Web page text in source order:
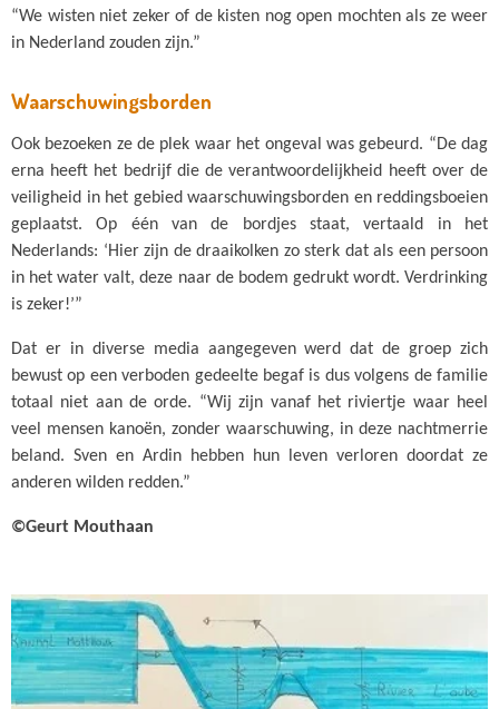
“We wisten niet zeker of de kisten nog open mochten als ze weer
in Nederland zouden zijn.”
Waarschuwingsborden
Ook bezoeken ze de plek waar het ongeval was gebeurd. “De dag
erna heeft het bedrijf die de verantwoordelijkheid heeft over de
veiligheid in het gebied waarschuwingsborden en reddingsboeien
geplaatst. Op één van de bordjes staat, vertaald in het
Nederlands: ‘Hier zijn de draaikolken zo sterk dat als een persoon
in het water valt, deze naar de bodem gedrukt wordt. Verdrinking
is zeker!’”
Dat er in diverse media aangegeven werd dat de groep zich
bewust op een verboden gedeelte begaf is dus volgens de familie
totaal niet aan de orde. “Wij zijn vanaf het riviertje waar heel
veel mensen kanoën, zonder waarschuwing, in deze nachtmerrie
beland. Sven en Ardin hebben hun leven verloren doordat ze
anderen wilden redden.”
©Geurt Mouthaan